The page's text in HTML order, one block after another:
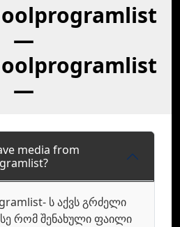
—
—
media from
ს აქვს გრძელი
რომ შენახული ფაილი